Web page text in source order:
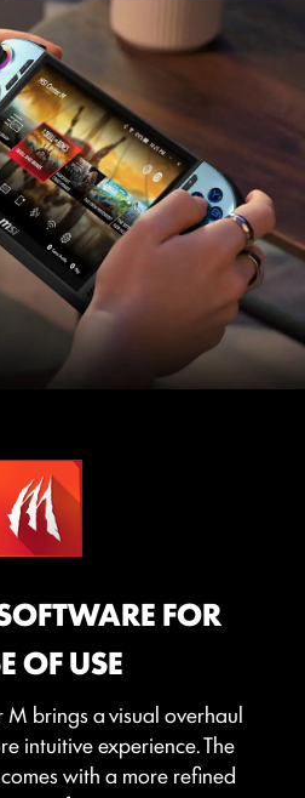
FOR
OF USE
M brings a visual overhaul
intuitive experience. The
with a more refined